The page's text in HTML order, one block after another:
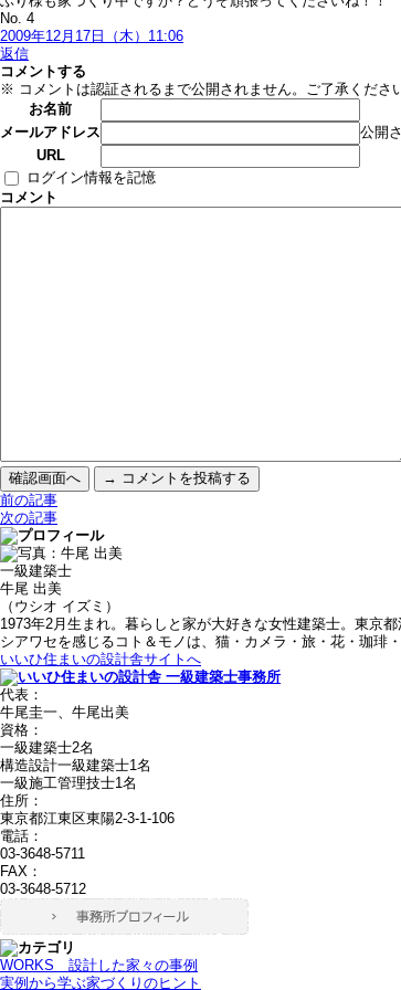
No. 4
2009年12月17日（木）11:06
返信
コメントする
※ コメントは認証されるまで公開されません。ご了承くださ
お名前
メールアドレス
公開
URL
ログイン情報を記憶
コメント
前の記事
次の記事
一級建築士
牛尾 出美
（ウシオ イズミ）
1973年2月生まれ。暮らしと家が大好きな女性建築士。東京
シアワセを感じるコト＆モノは、猫・カメラ・旅・花・珈琲
いいひ住まいの設計舎サイトへ
代表：
牛尾圭一、牛尾出美
資格：
一級建築士2名
構造設計一級建築士1名
一級施工管理技士1名
住所：
東京都江東区東陽2-3-1-106
電話：
03-3648-5711
FAX：
03-3648-5712
WORKS＿設計した家々の事例
実例から学ぶ家づくりのヒント